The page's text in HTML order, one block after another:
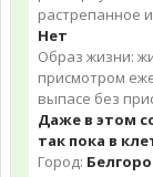
растрепанное
Нет
Образ жизни:
присмотром
выпасе без
Даже в этом
так пока в
Город: